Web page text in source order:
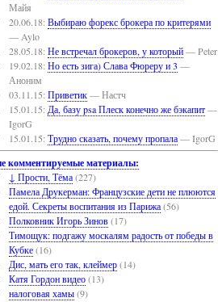
Майя
20.06.18: Выбираю форекс брокера по критерями
— Aylo
28.05.18: Не встречал брокеров, у который— Peter
19.02.18: Но есть зига) Слава Фюреру и 3 —
Аноним
03.11.15: Приветик— Настч
15.01.15: Да, базу psa Плеск конечно же бэкапит—
IgorG
15.01.15: Трудно сказать, почему пропала— IgorG
комментируемые материалы:
↓ Прости, Тёма(227)
Памела Друкерман: Французские дети не плюются
едой. Секреты воспитания из Парижа(56)
Полковник Игорь Зинов(17)
Тимощук: подгажу москалям радость от победы в
Кубке(16)
Дис, мать его так, клеймер(14)
Катя Гордон видео(13)
налоговая хамы(9)